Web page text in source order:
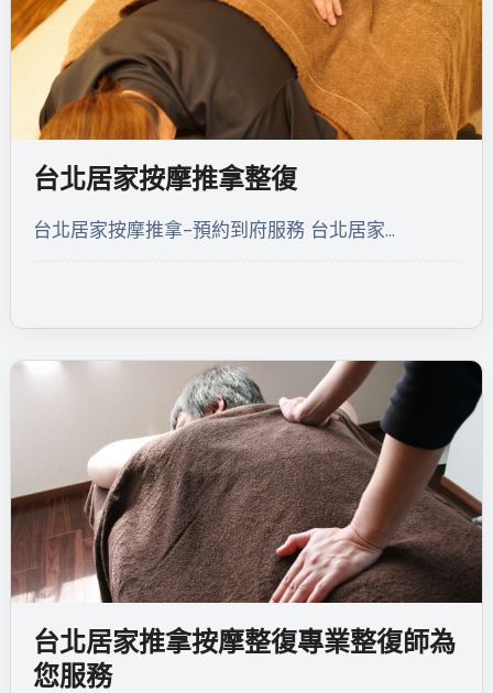
台北居家按摩推拿整復
台北居家按摩推拿-預約到府服務 台北居家…
台北居家推拿按摩整復專業整復師為
您服務